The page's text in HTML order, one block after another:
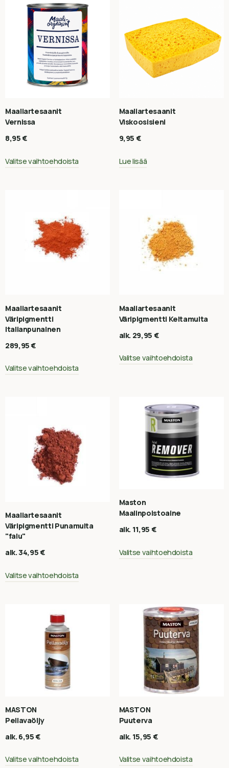
Maaliartesaanit
Vernissa
8,95€
Valitse vaihtoehdoista
Maaliartesaanit
Viskoosisieni
9,95 €
Lue lisää
Maaliartesaanit
Väripigmentti
Italianpunainen
289,95€
Valitse vaihtoehdoista
Maaliartesaanit
Väripigmentti Keltamulta
alk. 29,95 €
Valitse vaihtoehdoista
Maaliartesaanit
Väripigmentti Punamulta
"falu"
alk.34,95€
Valitse vaihtoehdoista
Maston
Maalinpoistoaine
alk. 11,95 €
Valitse vaihtoehdoista
MASTON
Pellavaöljy
alk. 6,95€
Valitse vaihtoehdoista
MASTON
Puuterva
alk. 15,95 €
Valitse vaihtoehdoista